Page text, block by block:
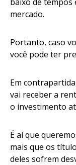
mercado.
Portanto, caso
você pode ter
Em
vai receber a
o investimento
É aí que
mais que os
deles sofrem